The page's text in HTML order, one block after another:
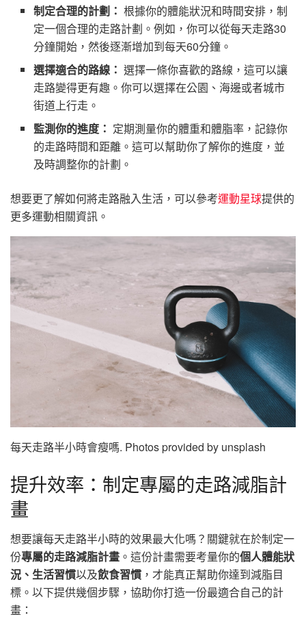
制定合理的計劃： 根據你的體能狀況和時間安排，制
定一個合理的走路計劃。例如，你可以從每天走路30
分鐘開始，然後逐漸增加到每天60分鐘。
選擇適合的路線： 選擇一條你喜歡的路線，這可以讓
走路變得更有趣。你可以選擇在公園、海邊或者城市
街道上行走。
監測你的進度： 定期測量你的體重和體脂率，記錄你
的走路時間和距離。這可以幫助你了解你的進度，並
及時調整你的計劃。
想要更了解如何將走路融入生活，可以參考運動星球提供的
更多運動相關資訊。
每天走路半小時會瘦嗎. Photos provided by unsplash
提升效率：制定專屬的走路減脂計
畫
想要讓每天走路半小時的效果最大化嗎？關鍵就在於制定一
份專屬的走路減脂計畫 。這份計畫需要考量你的個人體能狀
況、生活習慣以及飲食習慣 ，才能真正幫助你達到減脂目
標。以下提供幾個步驟，協助你打造一份最適合自己的計
畫：